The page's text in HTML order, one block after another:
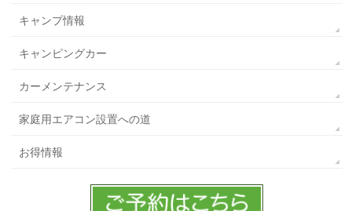
キャンプ情報
キャンピングカー
カーメンテナンス
家庭用エアコン設置への道
お得情報